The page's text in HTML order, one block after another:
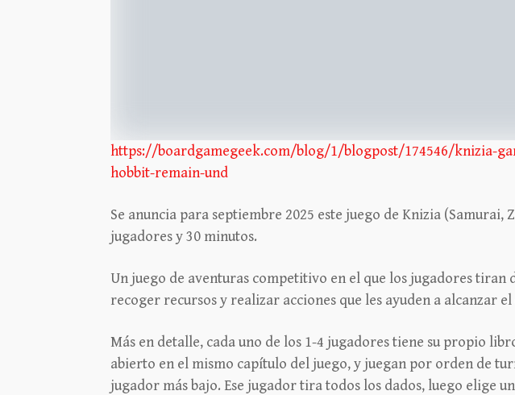
https://boardgamegeek.com/blog/1/blogpost/174546/knizia-
hobbit-remain-und
Se anuncia para septiembre 2025 este juego de Knizia (Samurai,
jugadores y 30 minutos.
Un juego de aventuras competitivo en el que los jugadores tiran
recoger recursos y realizar acciones que les ayuden a alcanzar
Más en detalle, cada uno de los 1-4 jugadores tiene su propio
abierto en el mismo capítulo del juego, y juegan por orden de
jugador más bajo. Ese jugador tira todos los dados, luego elige